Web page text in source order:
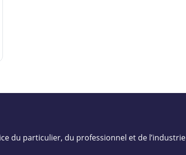
du particulier, du professionnel et de l’industrie